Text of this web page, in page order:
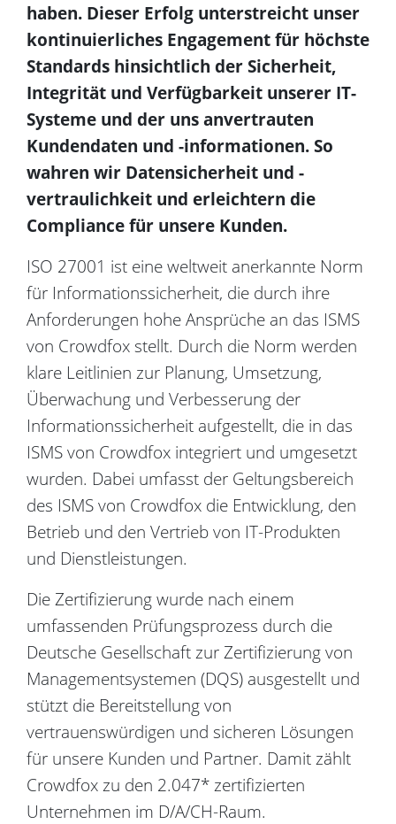
haben. Dieser Erfolg unterstreicht unser
kontinuierliches Engagement für höchste
Standards hinsichtlich der Sicherheit,
Integrität und Verfügbarkeit unserer IT-
Systeme und der uns anvertrauten
Kundendaten und -informationen. So
wahren wir Datensicherheit und -
vertraulichkeit und erleichtern die
Compliance für unsere Kunden.
ISO 27001 ist eine weltweit anerkannte Norm
für Informationssicherheit, die durch ihre
Anforderungen hohe Ansprüche an das ISMS
von Crowdfox stellt. Durch die Norm werden
klare Leitlinien zur Planung, Umsetzung,
Überwachung und Verbesserung der
Informationssicherheit aufgestellt, die in das
ISMS von Crowdfox integriert und umgesetzt
wurden. Dabei umfasst der Geltungsbereich
des ISMS von Crowdfox die Entwicklung, den
Betrieb und den Vertrieb von IT-Produkten
und Dienstleistungen.
Die Zertifizierung wurde nach einem
umfassenden Prüfungsprozess durch die
Deutsche Gesellschaft zur Zertifizierung von
Managementsystemen (DQS) ausgestellt und
stützt die Bereitstellung von
vertrauenswürdigen und sicheren Lösungen
für unsere Kunden und Partner. Damit zählt
Crowdfox zu den 2.047* zertifizierten
Unternehmen im D/A/CH-Raum.